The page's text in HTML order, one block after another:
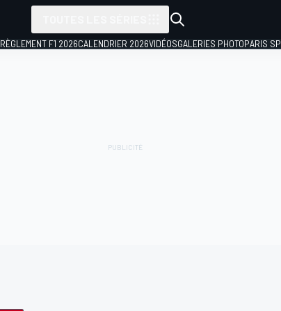
RÈGLEMENT F1 2026CALENDRIER 2026VIDÉOSGALERIES PHOTOPARIS